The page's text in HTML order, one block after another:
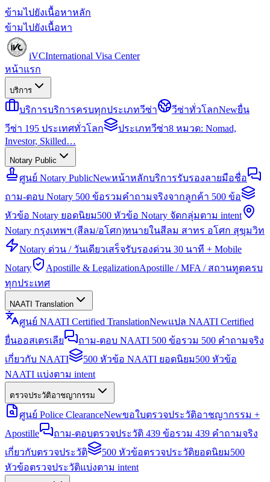
ข้ามไปยังเนื้อหาหลัก
ข้ามไปยังเนื้อหา
iVCInternational Visa Center
หน้าแรก
บริการ
บริการบริการครบทุกประเภทวีซ่า วีซ่าทั่วโลกNewยื่น
วีซ่า 195 ประเทศทั่วโลก
ประเภทวีซ่า8 หมวด: Nomad,
Investor, Skilled…
Notary Public
ศูนย์ Notary PublicNewหน้าหลักบริการรับรองลายมือชื่อ
ถาม-ตอบ Notary 500 ข้อรวมคำถามจริงจากลูกค้า 500 ข้อ
หัวข้อ Notary ยอดนิยม500 หัวข้อ Notary จัดกลุ่มตาม intent
Notary กรุงเทพฯ (สีลม/อโศก)ทนายในสีลม สาทร อโศก สุขุมวิท
Notary ด่วน / วันเดียวเสร็จรับรองด่วน 30 นาที + Mobile
Notary
Apostille & LegalizationApostille / MFA / สถานทูตครบ
ทุกประเทศ
NAATI Translation
ศูนย์ NAATI Certified TranslationNewแปล NAATI Certified
ยื่นออสเตรเลีย
ถาม-ตอบ NAATI 500 ข้อรวม 500 คำถามจริง
เกี่ยวกับ NAATI
500 หัวข้อ NAATI ยอดนิยม500 หัวข้อ
NAATI แบ่งตาม intent
ตรวจประวัติอาชญากรรม
ศูนย์ Police ClearanceNewขอใบตรวจประวัติอาชญากรรม +
Apostille
ถาม-ตอบตรวจประวัติ 439 ข้อรวม 439 คำถามจริง
เกี่ยวกับตรวจประวัติ
500 หัวข้อตรวจประวัติยอดนิยม500
หัวข้อตรวจประวัติแบ่งตาม intent